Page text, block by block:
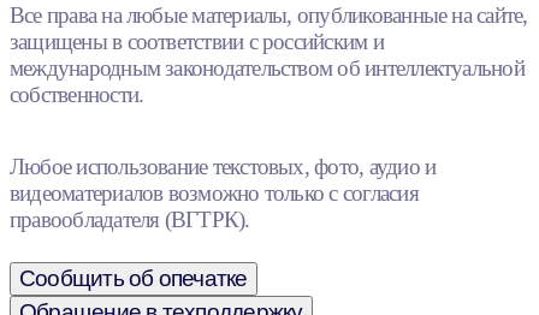
Все права на любые материалы, опубликованные на сайте,
защищены в соответствии с российским и
международным законодательством об интеллектуальной
собственности.
Любое использование текстовых, фото, аудио и
видеоматериалов возможно только с согласия
правообладателя (ВГТРК).
Сообщить об опечатке